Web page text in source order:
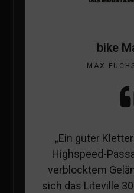
bike
MAX
„Ein guter
Highspeed-
verblocktem
sich das Liteville